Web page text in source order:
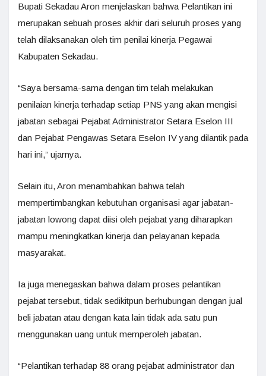
Bupati Sekadau Aron menjelaskan bahwa Pelantikan ini
merupakan sebuah proses akhir dari seluruh proses yang
telah dilaksanakan oleh tim penilai kinerja Pegawai
Kabupaten Sekadau.
“Saya bersama-sama dengan tim telah melakukan
penilaian kinerja terhadap setiap PNS yang akan mengisi
jabatan sebagai Pejabat Administrator Setara Eselon III
dan Pejabat Pengawas Setara Eselon IV yang dilantik pada
hari ini,” ujarnya.
Selain itu, Aron menambahkan bahwa telah
mempertimbangkan kebutuhan organisasi agar jabatan-
jabatan lowong dapat diisi oleh pejabat yang diharapkan
mampu meningkatkan kinerja dan pelayanan kepada
masyarakat.
Ia juga menegaskan bahwa dalam proses pelantikan
pejabat tersebut, tidak sedikitpun berhubungan dengan jual
beli jabatan atau dengan kata lain tidak ada satu pun
menggunakan uang untuk memperoleh jabatan.
“Pelantikan terhadap 88 orang pejabat administrator dan